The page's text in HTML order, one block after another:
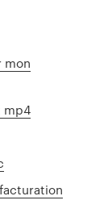
mon
mp4